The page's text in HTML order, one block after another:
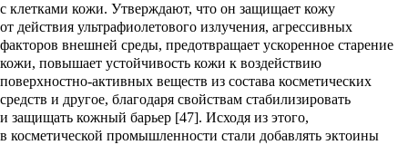
с клетками кожи. Утверждают, что он защищает кожу
от действия ультрафиолетового излучения, агрессивных
факторов внешней среды, предотвращает ускоренное старение
кожи, повышает устойчивость кожи к воздействию
поверхностно-активных веществ из состава косметических
средств и другое, благодаря свойствам стабилизировать
и защищать кожный барьер [47]. Исходя из этого,
в косметической промышленности стали добавлять эктоины